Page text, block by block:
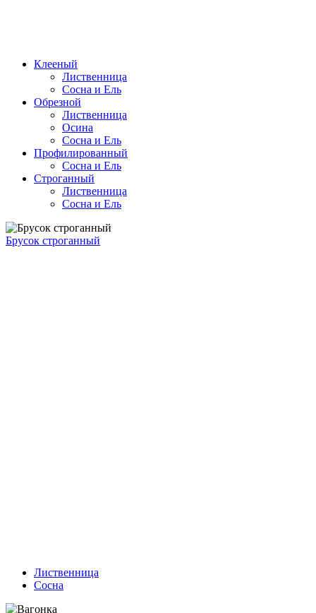
Клееный
Лиственница
Сосна и Ель
Обрезной
Лиственница
Осина
Сосна и Ель
Профилированный
Сосна и Ель
Строганный
Лиственница
Сосна и Ель
Брусок строганный
Лиственница
Сосна